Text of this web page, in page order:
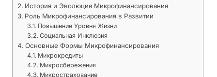
История и Эволюция Микрофинансирования
Роль Микрофинансирования в Развитии
Повышение Уровня Жизни
Социальная Инклюзия
Основные Формы Микрофинансирования
Микрокредиты
Микросбережения
Микрострахование